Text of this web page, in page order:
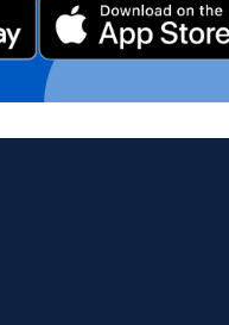
activation. They will
that you can scan or enter
enjoy the benefits of eSIM